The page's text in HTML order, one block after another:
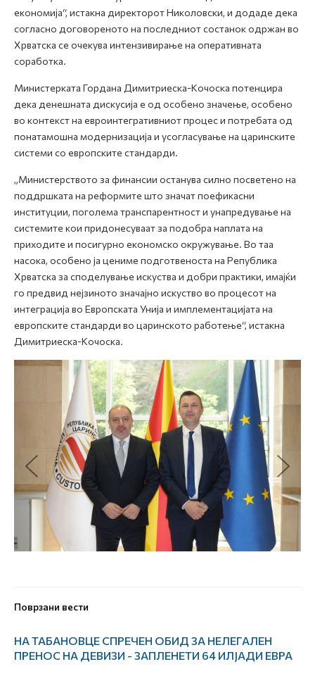
економија“, истакна директорот Николовски, и додаде дека
согласно договореното на последниот состанок одржан во
Хрватска се очекува интензивирање на оперативната
соработка.
Министерката Гордана Димитриеска-Кочоска потенцира
дека денешната дискусија е од особено значење, особено
во контекст на евроинтегративниот процес и потребата од
понатамошна модернизација и усогласување на царинските
системи со европските стандарди.
„Министерството за финансии останува силно посветено на
поддршката на реформите што значат поефикасни
институции, поголема транспарентност и унапредување на
системите кои придонесуваат за подобра наплата на
приходите и посигурно економско окружување. Во таа
насока, особено ја цениме подготвеноста на Република
Хрватска за споделување искуства и добри практики, имајќи
го предвид нејзиното значајно искуство во процесот на
интеграција во Европската Унија и имплементацијата на
европските стандарди во царинското работење“, истакна
Димитриеска-Кочоска.
Поврзани вести
НА ТАБАНОВЦЕ СПРЕЧЕН ОБИД ЗА НЕЛЕГАЛЕН
ПРЕНОС НА ДЕВИЗИ - ЗАПЛЕНЕТИ 64 ИЛЈАДИ ЕВРА